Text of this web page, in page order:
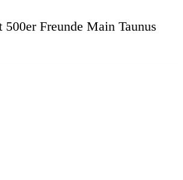
500er Freunde Main Taunus